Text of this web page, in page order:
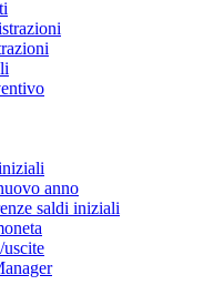
anno
saldi iniziali